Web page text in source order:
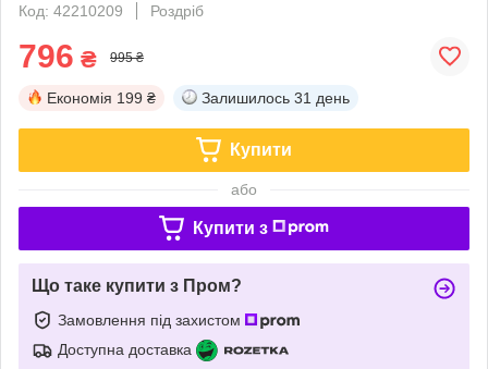
Код: 42210209
Роздріб
796 ₴ 995 ₴
Економія 199 ₴ Залишилось 31 день
Купити
або
Купити з
Що таке купити з Пром?
Замовлення під захистом
Доступна доставка